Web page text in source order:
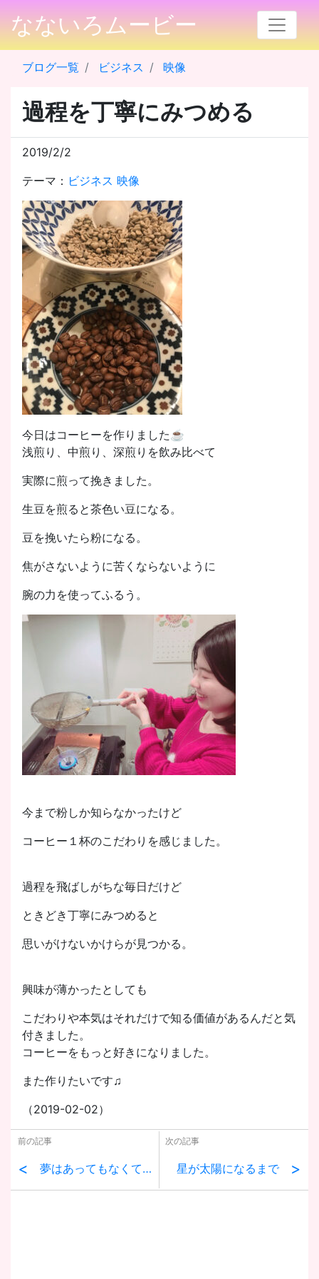
なないろムービー
ブログ一覧 ビジネス 映像
過程を丁寧にみつめる
2019/2/2
テーマ： ビジネス 映像
今日はコーヒーを作りました☕️
浅煎り、中煎り、深煎りを飲み比べて
実際に煎って挽きました。
生豆を煎ると茶色い豆になる。
豆を挽いたら粉になる。
焦がさないように苦くならないように
腕の力を使ってふるう。
今まで粉しか知らなかったけど
コーヒー１杯のこだわりを感じました。
過程を飛ばしがちな毎日だけど
ときどき丁寧にみつめると
思いがけないかけらが見つかる。
興味が薄かったとしても
こだわりや本気はそれだけで知る価値があるんだと気
付きました。
コーヒーをもっと好きになりました。
また作りたいです♫
（2019-02-02）
前の記事
< 夢はあってもなくてもいい
次の記事
星が太陽になるまで >